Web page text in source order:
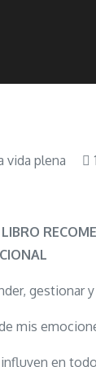
vida plena
gestionar
mis
en